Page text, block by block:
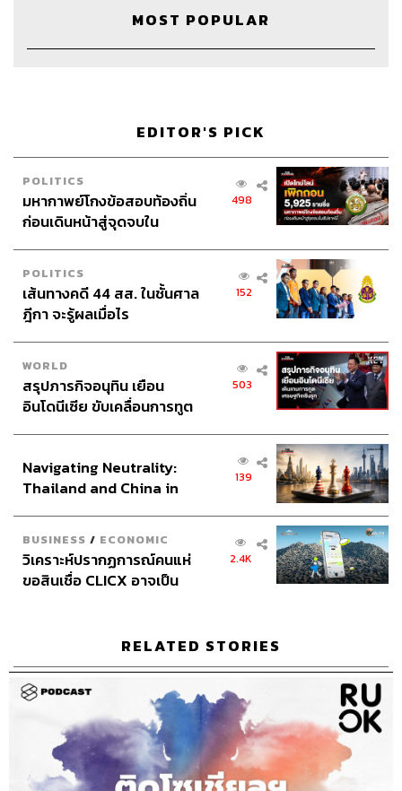
ลักษณ์นารา พักตร์เพียงจันทร์
The Standard Podcast
RUOK
แผนกจิตเวช
จิตวิทยา
จิตแพทย์
97
ABOUT THE HOST
THE STANDARD PODCAST
ทีมงาน THE STANDARD PODCAST
MOST POPULAR
EDITOR'S PICK
POLITICS
มหากาพย์โกงข้อสอบท้องถิ่น
ก่อนเดินหน้าสู่จุดจบใน
498
POLITICS
เส้นทางคดี 44 สส. ในชั้นศาล
ฎีกา จะรู้ผลเมื่อไร
152
WORLD
สรุปภารกิจอนุทิน เยือน
อินโดนีเซีย ขับเคลื่อนการทูต
อินโดนีเซีย
503
Navigating Neutrality:
Thailand and China in
139
BUSINESS / ECONOMIC
วิเคราะห์ปรากฏการณ์คนแห่
ขอสินเชื่อ CLICX อาจเป็น
2.4K
RELATED STORIES